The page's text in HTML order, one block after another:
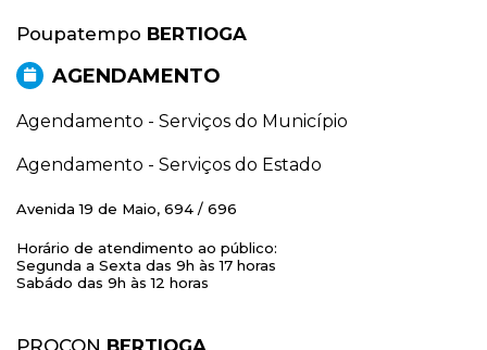
Poupatempo BERTIOGA
AGENDAMENTO
Agendamento - Serviços do Município
Agendamento - Serviços do Estado
Avenida 19 de Maio, 694 / 696
Horário de atendimento ao público:
Segunda a Sexta das 9h às 17 horas
Sabádo das 9h às 12 horas
PROCON BERTIOGA